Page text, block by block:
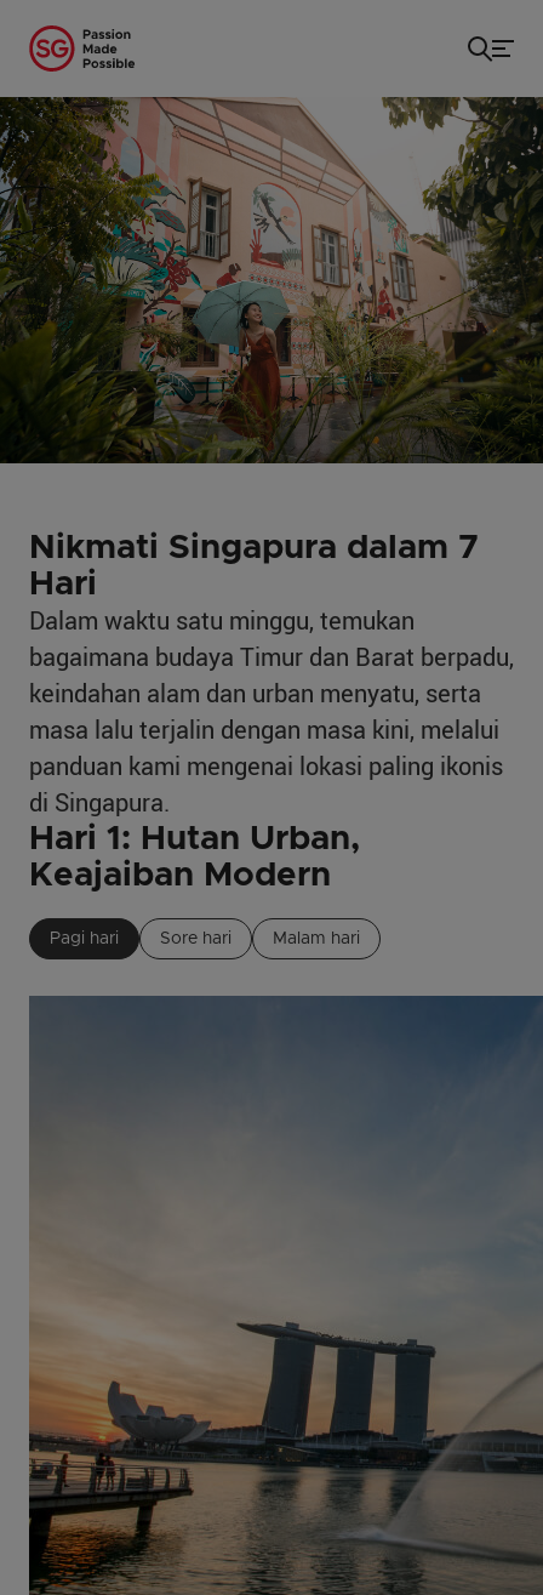
Beranda/.../
Nikmati Singapura dalam 7
Hari
Dalam waktu satu minggu, temukan
bagaimana budaya Timur dan Barat berpadu,
keindahan alam dan urban menyatu, serta
masa lalu terjalin dengan masa kini, melalui
panduan kami mengenai lokasi paling ikonis
di Singapura.
Hari 1: Hutan Urban,
Keajaiban Modern
Pagi hari Sore hari Malam hari